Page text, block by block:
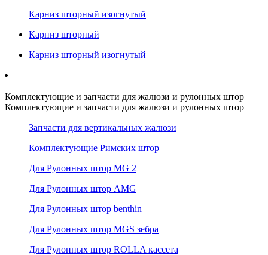
Карниз шторный изогнутый
Карниз шторный
Карниз шторный изогнутый
Комплектующие и запчасти для жалюзи и рулонных штор
Комплектующие и запчасти для жалюзи и рулонных штор
Запчасти для вертикальных жалюзи
Комплектующие Римских штор
Для Рулонных штор MG 2
Для Рулонных штор AMG
Для Рулонных штор benthin
Для Рулонных штор MGS зебра
Для Рулонных штор ROLLA кассета